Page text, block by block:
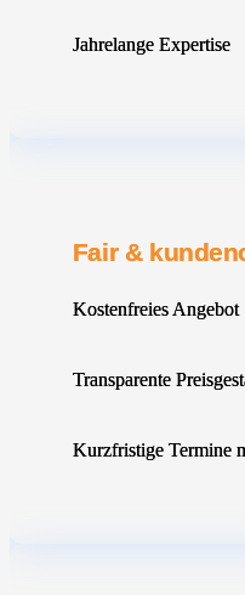
Jahrelange Expertise
Fair &
Kostenfreies Angebot
Transparente
Kurzfristige Termine